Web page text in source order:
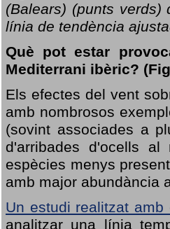
(Balears) (punts
línia de tendència
Què pot estar
Mediterrani ibèric?
Els efectes del vent
amb nombrosos
(sovint associades a
d'arribades d'ocells
espècies menys
amb major abundància
Un estudi realitzat amb
analitzar una línia